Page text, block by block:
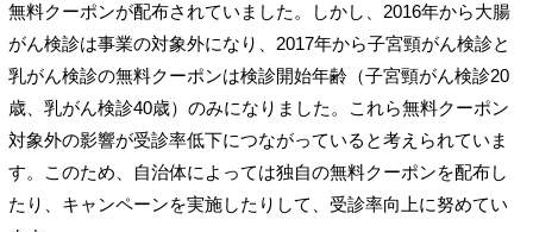
無料クーポンが配布されていました。しかし、2016年から大腸
がん検診は事業の対象外になり、2017年から子宮頸がん検診と
乳がん検診の無料クーポンは検診開始年齢（子宮頸がん検診20
歳、乳がん検診40歳）のみになりました。これら無料クーポン
対象外の影響が受診率低下につながっていると考えられていま
す。このため、自治体によっては独自の無料クーポンを配布し
たり、キャンペーンを実施したりして、受診率向上に努めてい